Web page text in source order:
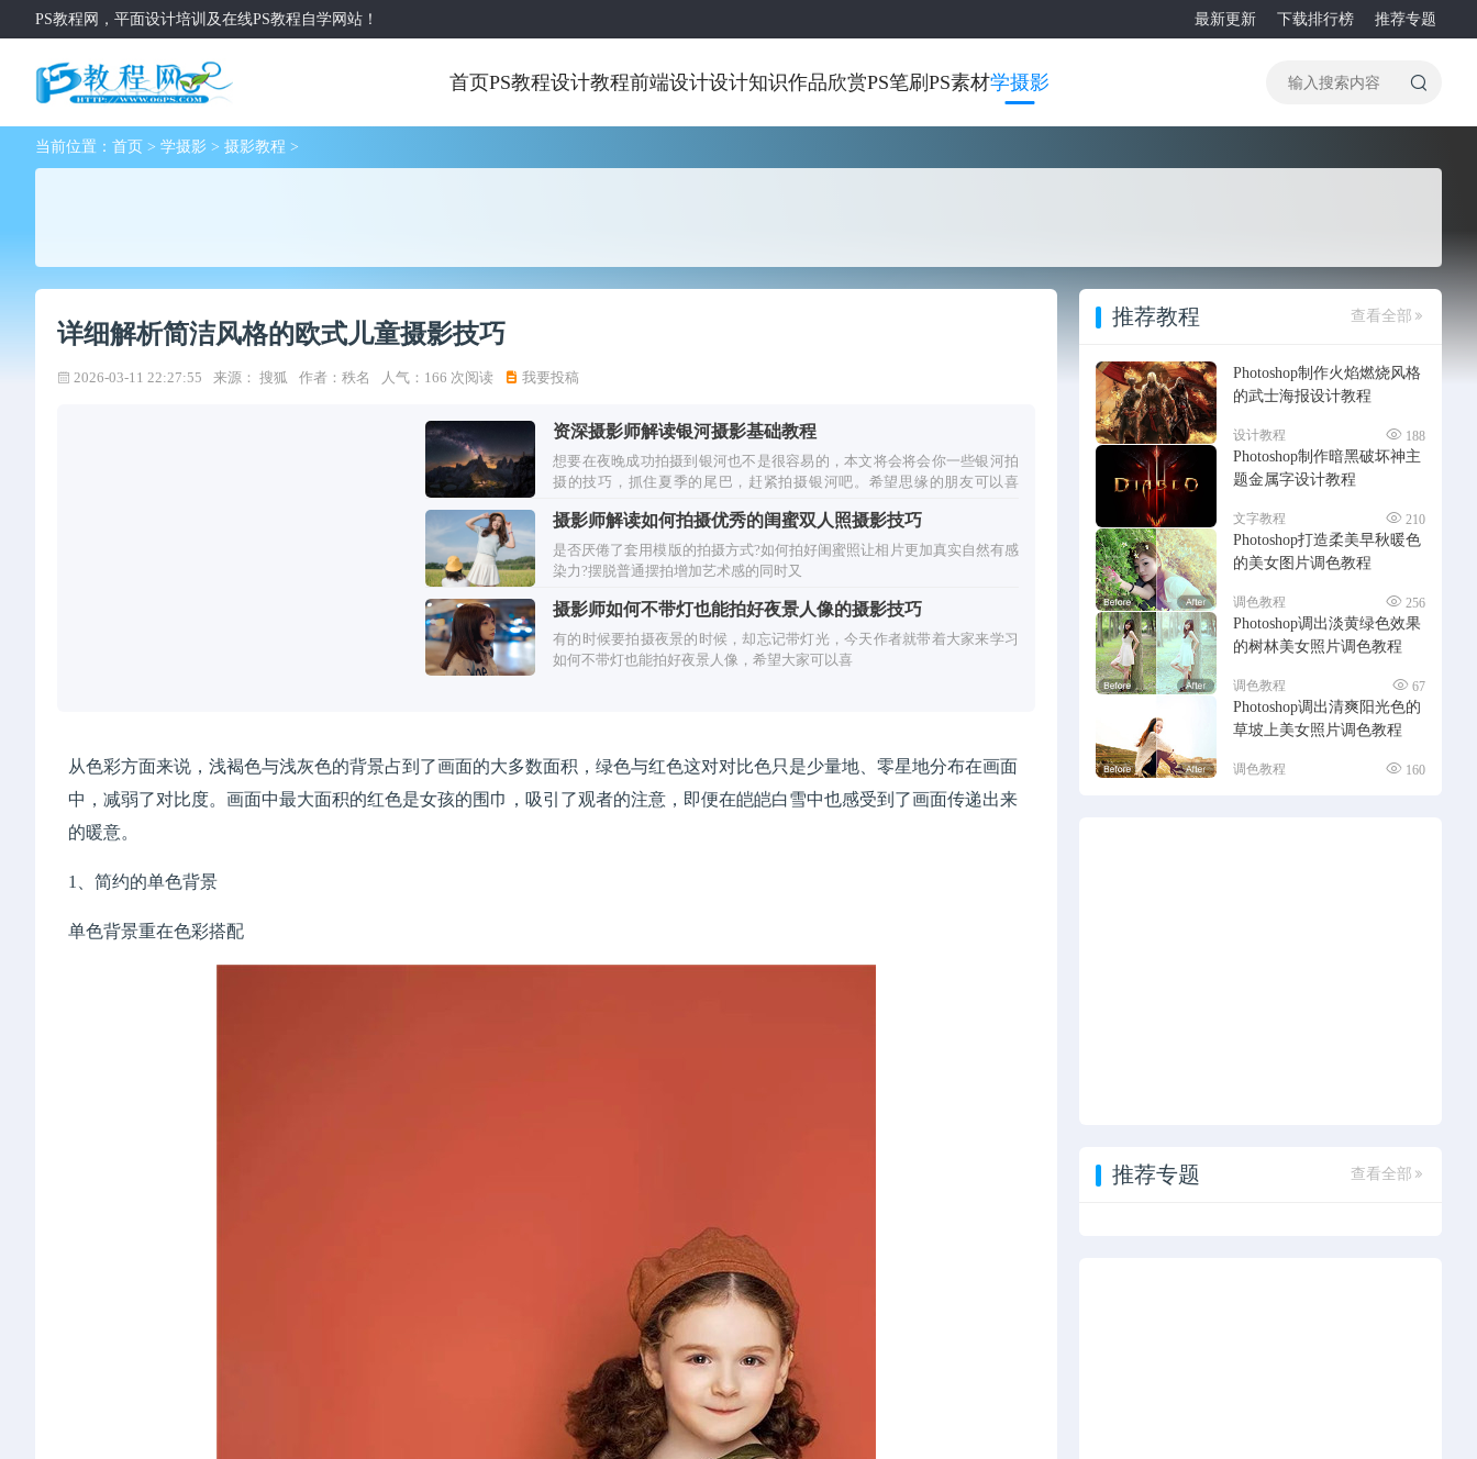
PS教程网，平面设计培训及在线PS教程自学网站！ 最新更新 下载排行榜 推荐专题
首页PS教程设计教程前端设计设计知识作品欣赏PS笔刷 PS素材学摄影
当前位置： 首页 > 学摄影 > 摄影教程 >
详细解析简洁风格的欧式儿童摄影技巧
2026-03-11 22:27:55 来源： 搜狐 作者：秩名 人气：166 次阅读 我要投稿
资深摄影师解读银河摄影基础教程
想要在夜晚成功拍摄到银河也不是很容易的，本文将会将会你一些银河拍
摄的技巧，抓住夏季的尾巴，赶紧拍摄银河吧。希望思缘的朋友可以喜
摄影师解读如何拍摄优秀的闺蜜双人照摄影技巧
是否厌倦了套用模版的拍摄方式?如何拍好闺蜜照让相片更加真实自然有感
染力?摆脱普通摆拍增加艺术感的同时又
摄影师如何不带灯也能拍好夜景人像的摄影技巧
有的时候要拍摄夜景的时候，却忘记带灯光，今天作者就带着大家来学习
如何不带灯也能拍好夜景人像，希望大家可以喜
从色彩方面来说，浅褐色与浅灰色的背景占到了画面的大多数面积，绿色与红色这对对比色只是少量地、零星地分布在画面
中，减弱了对比度。画面中最大面积的红色是女孩的围巾，吸引了观者的注意，即便在皑皑白雪中也感受到了画面传递出来
的暖意。
1、简约的单色背景
单色背景重在色彩搭配
推荐教程 查看全部
Photoshop制作火焰燃烧风格
的武士海报设计教程
设计教程 188
Photoshop制作暗黑破坏神主
题金属字设计教程
文字教程 210
Photoshop打造柔美早秋暖色
的美女图片调色教程
调色教程 256
Photoshop调出淡黄绿色效果
的树林美女照片调色教程
调色教程 67
Photoshop调出清爽阳光色的
草坡上美女照片调色教程
调色教程 160
推荐专题 查看全部